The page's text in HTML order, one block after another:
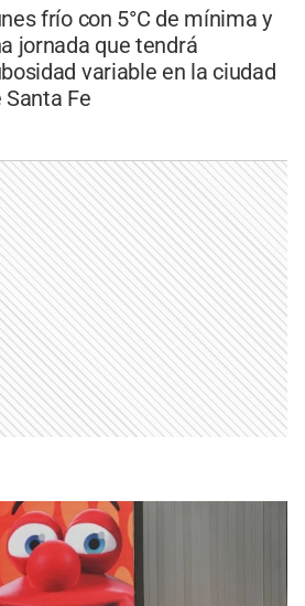
frío con 5°C de mínima y
jornada que tendrá
variable en la ciudad
Santa Fe